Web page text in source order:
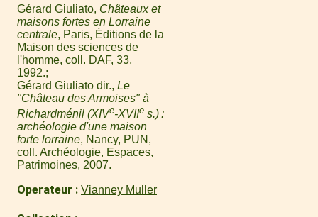
Gérard Giuliato, Châteaux et
maisons fortes en Lorraine
centrale, Paris, Éditions de la
Maison des sciences de
l'homme, coll. DAF, 33,
1992.
Gérard Giuliato dir., Le
"Château des Armoises" à
Richardménil (XIVe-XVIIe s.) :
archéologie d'une maison
forte lorraine, Nancy, PUN,
coll. Archéologie, Espaces,
Patrimoines, 2007.
Operateur Vianney Muller